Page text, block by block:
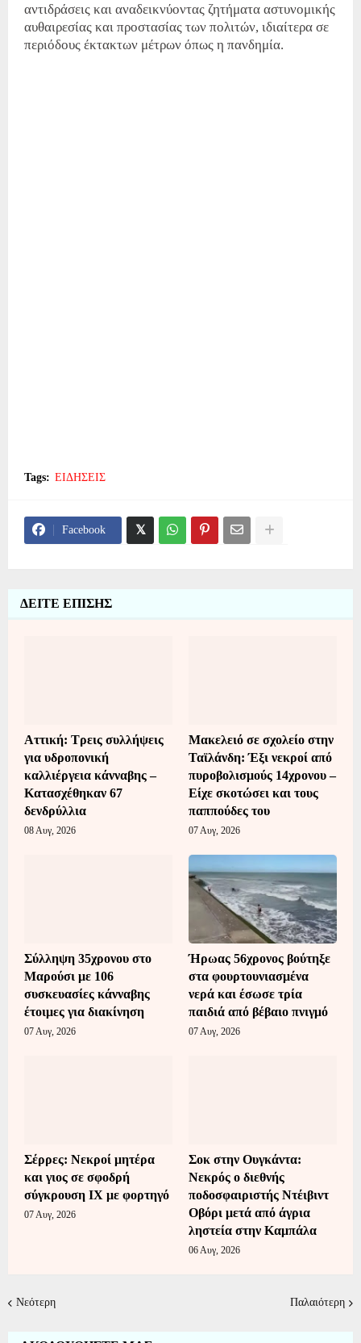
αντιδράσεις και αναδεικνύοντας ζητήματα αστυνομικής
αυθαιρεσίας και προστασίας των πολιτών, ιδιαίτερα σε
περιόδους έκτακτων μέτρων όπως η πανδημία.
Tags: ΕΙΔΗΣΕΙΣ
Facebook
ΔΕΙΤΕ ΕΠΙΣΗΣ
Αττική: Τρεις συλλήψεις
για υδροπονική
καλλιέργεια κάνναβης –
Κατασχέθηκαν 67
δενδρύλλια
08 Αυγ, 2026
Μακελειό σε σχολείο στην
Ταϊλάνδη: Έξι νεκροί από
πυροβολισμούς 14χρονου –
Είχε σκοτώσει και τους
παππούδες του
07 Αυγ, 2026
Σύλληψη 35χρονου στο
Μαρούσι με 106
συσκευασίες κάνναβης
έτοιμες για διακίνηση
07 Αυγ, 2026
Ήρωας 56χρονος βούτηξε
στα φουρτουνιασμένα
νερά και έσωσε τρία
παιδιά από βέβαιο πνιγμό
07 Αυγ, 2026
Σέρρες: Νεκροί μητέρα
και γιος σε σφοδρή
σύγκρουση ΙΧ με φορτηγό
07 Αυγ, 2026
Σοκ στην Ουγκάντα:
Νεκρός ο διεθνής
ποδοσφαιριστής Ντέιβιντ
Οβόρι μετά από άγρια
ληστεία στην Καμπάλα
06 Αυγ, 2026
Νεότερη Παλαιότερη